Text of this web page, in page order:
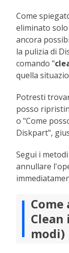
Come
eliminato
ancora
la pulizia di
comando "
quella
Potresti
posso
o "Come
Diskpart",
Segui i
annullare
Clean
modi)